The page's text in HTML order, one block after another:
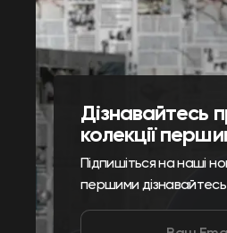
Дізнавайтесь
колекції
Підпишіться на наші
першими